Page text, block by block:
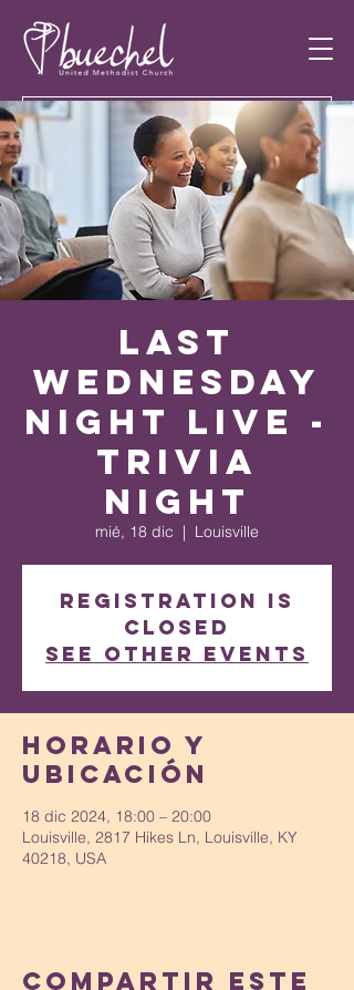
Last
Wednesday
Night Live -
Trivia
Night
mié, 18 dic
  |
Louisville
Registration is
closed
See other events
Horario y
ubicación
18 dic 2024, 18:00 – 20:00
Louisville, 2817 Hikes Ln, Louisville, KY
40218, USA
Compartir este